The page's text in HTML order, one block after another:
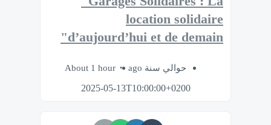
location solidaire
d’aujourd’hui et de demain"
حوالي سنة ago
About 1 hour
2025-05-13T10:00:00+0200